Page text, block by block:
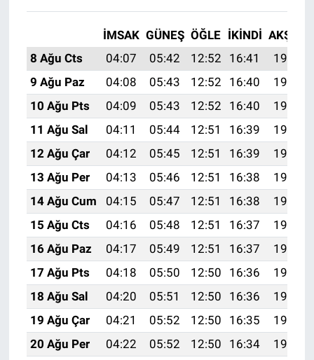
İMSAK GÜNEŞ ÖĞLE İKINDI AKŞAM
8 Ağu Cts
04:07 05:42 12:52 16:41
19:52
9 Ağu Paz
04:08 05:43 12:52 16:40
19:51
10 Ağu Pts
04:09 05:43 12:52 16:40
19:50
11 Ağu Sal
04:11 05:44 12:51 16:39
19:49
12 Ağu Çar
04:12 05:45 12:51 16:39
19:47
13 Ağu Per
04:13 05:46 12:51 16:38
19:46
14 Ağu Cum
04:15 05:47 12:51 16:38
19:45
15 Ağu Cts
04:16 05:48 12:51 16:37
19:44
16 Ağu Paz
04:17 05:49 12:51 16:37
19:42
17 Ağu Pts
04:18 05:50 12:50 16:36
19:41
18 Ağu Sal
04:20 05:51 12:50 16:36
19:40
19 Ağu Çar
04:21 05:52 12:50 16:35
19:38
20 Ağu Per
04:22 05:52 12:50 16:34
19:37